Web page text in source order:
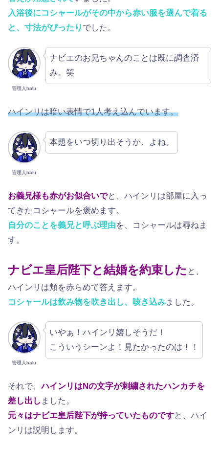
入浴後にコシャールがその中から赤い服を選んで着る
と、寸法がぴったり でした。
管理人halu
ナビエのお兄ちゃんのことは既に調査済
み。笑
ハインリは暗い表情で1人考え込んでいます。
管理人halu
本題をいつ切り出そうか、よね。
お義兄様も赤がお似合いでと、ハインリは部屋に入っ
てきたコシャールを褒めます。
自分のことを義兄と呼ぶ理由を、コシャールは尋ねま
す。
ナビエ皇后陛下と結婚を約束した と、
ハインリは頬を赤らめて答えます。
コシャールは飲み物を吹き出し、咳き込みました。
管理人halu
いやぁ！ハインリ嬉しそうだ！
こういうシーンよ！見たかったのは！！
それで、ハインリはNの文字が刺繍されたハンカチを
差し出し ました。
元々はナビエ皇后陛下が持っていたものですと、ハイ
ンリは説明します。